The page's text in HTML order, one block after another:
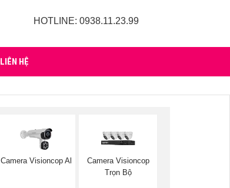
HOTLINE: 0938.11.23.99
LIÊN HỆ
Camera Visioncop Al
Camera Visioncop
Trọn Bộ